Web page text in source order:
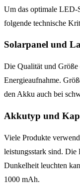
Um das optimale LED-
folgende technische
Solarpanel und
Die Qualität und Größe
Energieaufnahme.
den Akku auch bei
Akkutyp und
Viele Produkte
leistungsstark sind. Die
Dunkelheit leuchten
1000 mAh.